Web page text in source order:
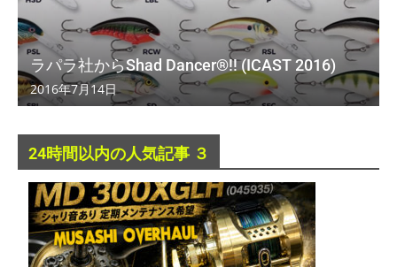
ラパラ社からShad Dancer®!! (ICAST 2016)
2016年7月14日
24時間以内の人気記事 ３